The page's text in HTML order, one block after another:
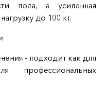
пола, а усиленная
до 100 кг.
- подходит как для